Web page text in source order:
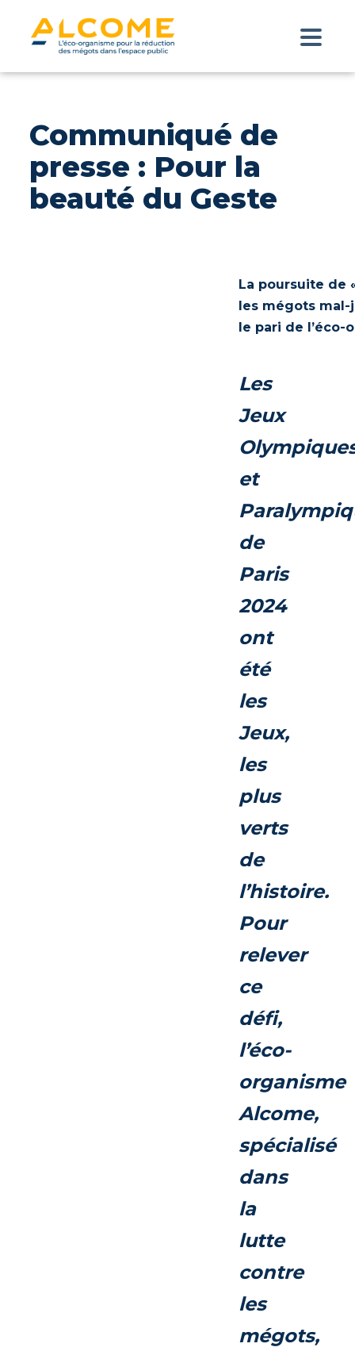
Communiqué de
presse : Pour la
beauté du Geste
La poursuite de
les mégots
le pari de l’éco-
Les
Jeux
et
de
Paris
2024
ont
été
les
Jeux,
les
plus
verts
de
l’histoire.
Pour
relever
ce
défi,
l’éco-
organisme
Alcome,
spécialisé
dans
la
lutte
contre
les
mégots,